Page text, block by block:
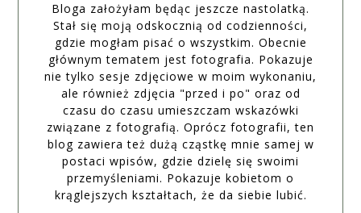
Bloga założyłam będąc jeszcze nastolatką.
Stał się moją odskocznią od codzienności,
gdzie mogłam pisać o wszystkim. Obecnie
głównym tematem jest fotografia. Pokazuje
nie tylko sesje zdjęciowe w moim wykonaniu,
ale również zdjęcia "przed i po" oraz od
czasu do czasu umieszczam wskazówki
związane z fotografią. Oprócz fotografii, ten
blog zawiera też dużą cząstkę mnie samej w
postaci wpisów, gdzie dzielę się swoimi
przemyśleniami. Pokazuje kobietom o
krąglejszych kształtach, że da siebie lubić.